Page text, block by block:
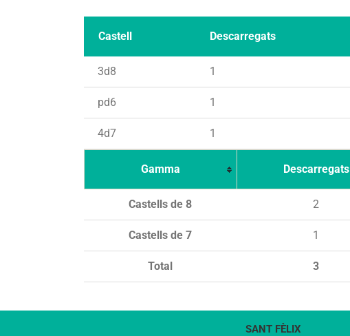
Castell Descarregats
3d8 1
pd6 1
4d7 1
Gamma Descarregats
Total 3
Castells de 8 2
Castells de 7 1
SANT FÈLIX